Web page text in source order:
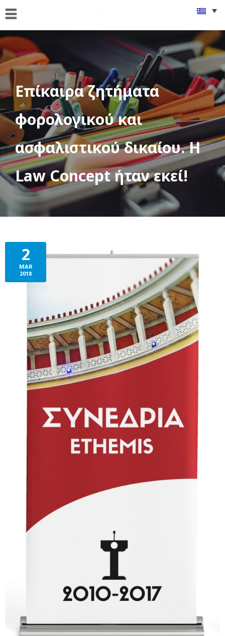
Επίκαιρα ζητήματα
φορολογικού και
ασφαλιστικού δικαίου. Η
Law Concept ήταν εκεί!
2
MAR
2018
ΕΙΜΑΣΤΕ
ΤΙ
ΚΑΝΟΥΜΕ
FAMus
Project
GDPR
ΝΕΑ
ΟΜΟΓΕΝΕΙΑ
ΕΠΙΚΟΙΝΩΝΙΑ